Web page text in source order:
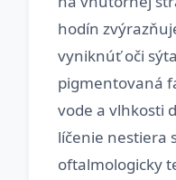
hodín
vyniknúť oči
pigmentovaná
vode a vlhkosti
líčenie nestiera
oftalmologicky